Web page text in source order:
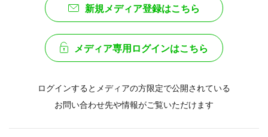
新規メディア登録はこちら
メディア専用ログインはこちら
ログインするとメディアの方限定で公開されている
お問い合わせ先や情報がご覧いただけます